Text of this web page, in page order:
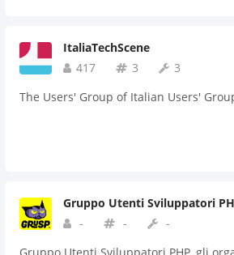
ItaliaTechScene
417
3
3
The Users' Group of Italian Users'
Gruppo Utenti Sviluppatori
-
-
-